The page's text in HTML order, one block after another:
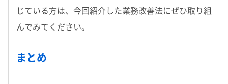
じている方は、今回紹介した業務改善法にぜひ取り組
んでみてください。
まとめ